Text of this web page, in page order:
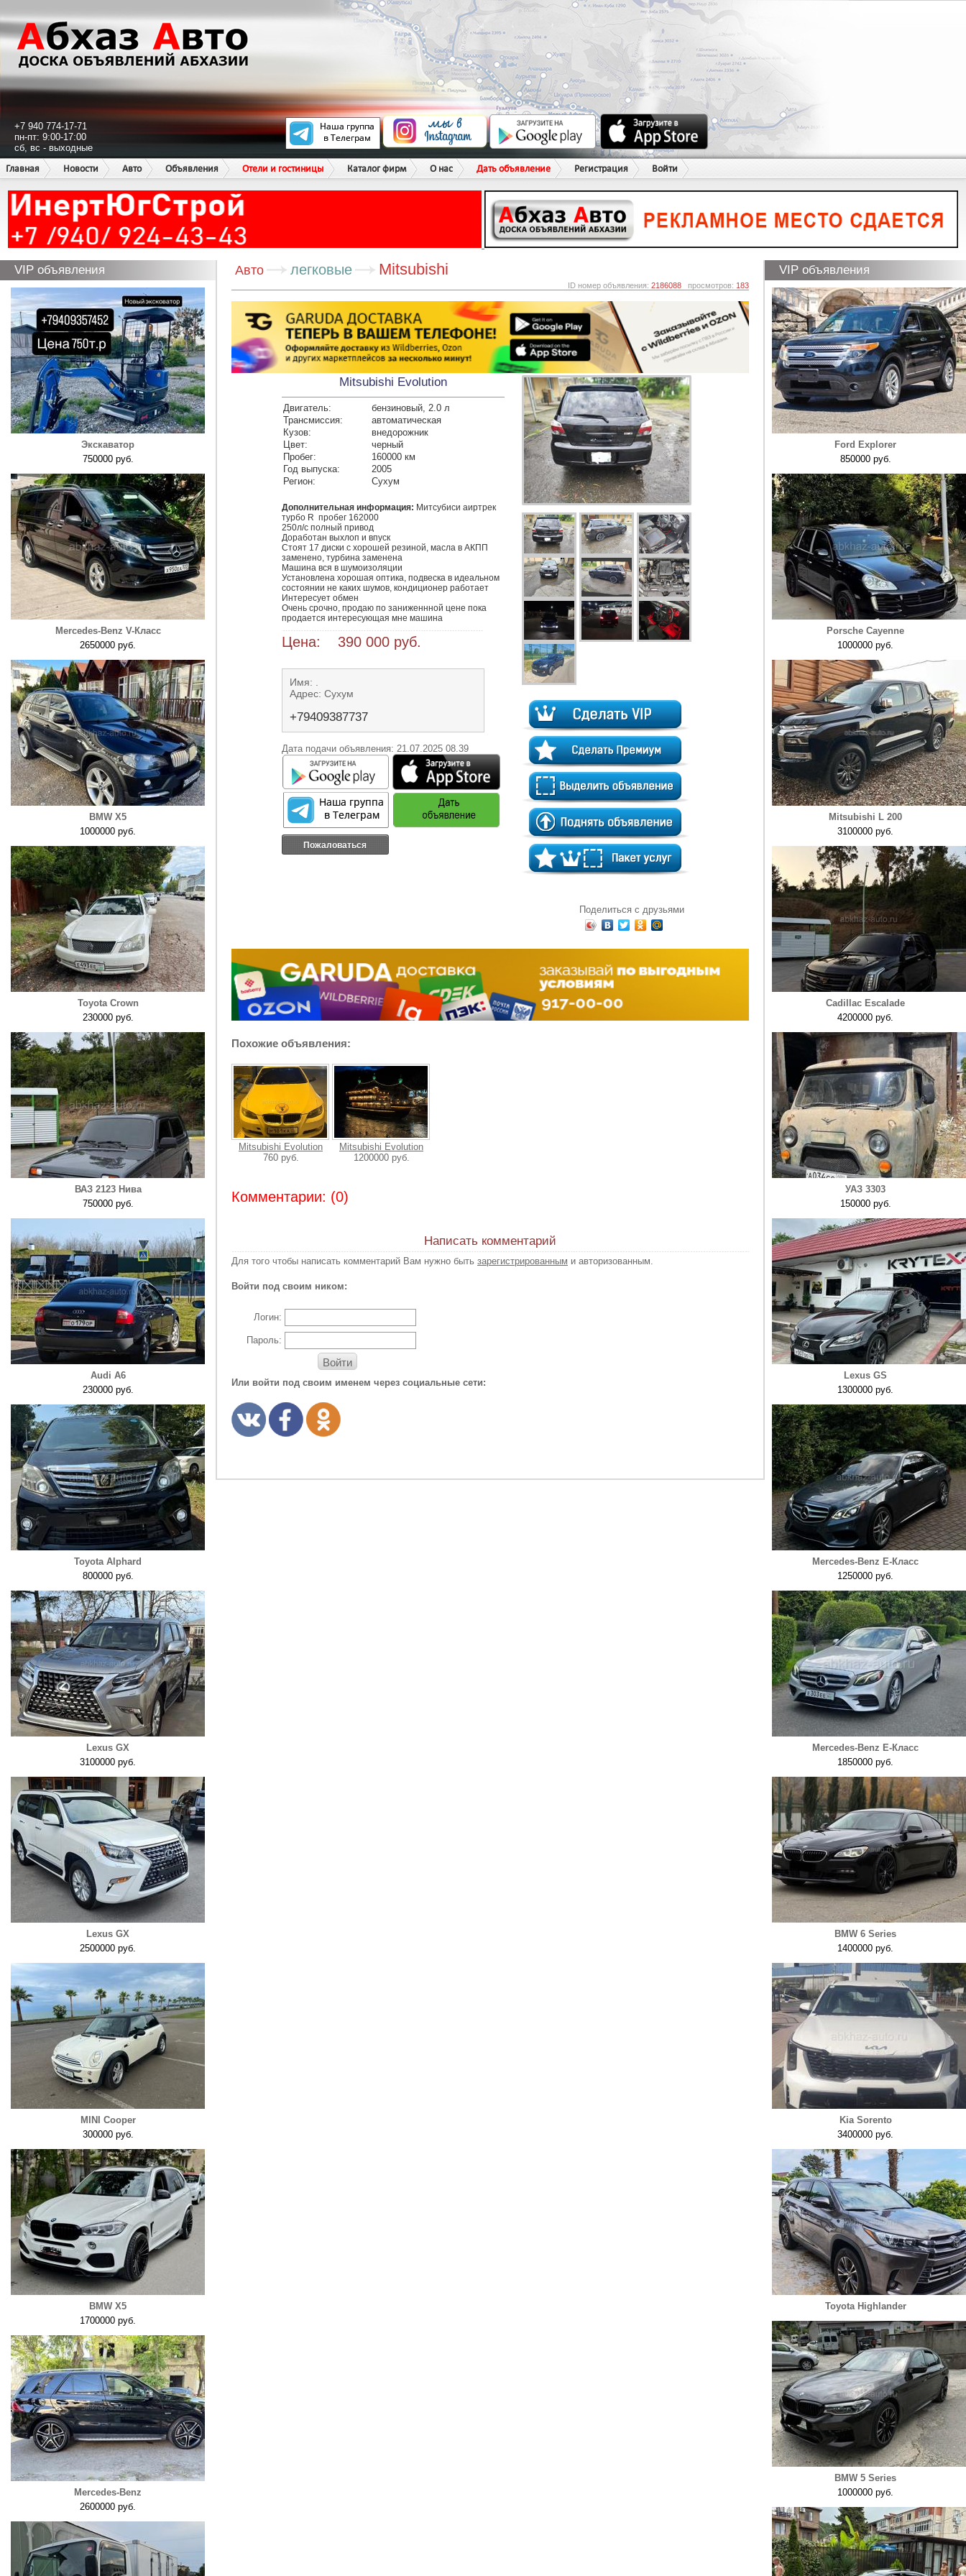
+7 940 774-17-71
пн-пт: 9:00-17:00
сб, вс - выходные
Главная
Новости Авто Объявления Отели и гостиницы Каталог фирм О нас Дать объявление Регистрация Войти
VIP объявления
Экскаватор
750000 руб.
Mercedes-Benz V-Класс
2650000 руб.
BMW X5
1000000 руб.
Toyota Crown
230000 руб.
ВАЗ 2123 Нива
750000 руб.
Audi A6
230000 руб.
Toyota Alphard
800000 руб.
Lexus GX
3100000 руб.
Lexus GX
2500000 руб.
MINI Cooper
300000 руб.
BMW X5
1700000 руб.
Mercedes-Benz
2600000 руб.
Авто легковые Mitsubishi
ID номер объявления: 2186088 просмотров: 183
Mitsubishi Evolution
Двигатель:
бензиновый, 2.0 л
Трансмиссия:
автоматическая
Кузов:
внедорожник
Цвет:
черный
Пробег:
160000 км
Год выпуска:
2005
Регион:
Сухум
Дополнительная информация: Митсубиси аиртрек
турбо R  пробег 162000
250л/с полный привод
Доработан выхлоп и впуск
Стоят 17 диски с хорошей резиной, масла в АКПП
заменено, турбина заменена
Машина вся в шумоизоляции
Установлена хорошая оптика, подвеска в идеальном
состоянии не каких шумов, кондиционер работает
Интересует обмен
Очень срочно, продаю по заниженнной цене пока
продается интересующая мне машина
Цена: 390 000 руб.
Имя: .
Адрес: Сухум
+79409387737
Дата подачи объявления: 21.07.2025 08.39
Пожаловаться
Поделиться с друзьями
Похожие объявления:
Mitsubishi Evolution
760 руб.
Mitsubishi Evolution
1200000 руб.
Комментарии: (0)
Написать комментарий
Для того чтобы написать комментарий Вам нужно быть зарегистрированным и авторизованным.
Войти под своим ником:
Логин:
Пароль:
Войти
Или войти под своим именем через социальные сети:
VIP объявления
Ford Explorer
850000 руб.
Porsche Cayenne
1000000 руб.
Mitsubishi L 200
3100000 руб.
Cadillac Escalade
4200000 руб.
УАЗ 3303
150000 руб.
Lexus GS
1300000 руб.
Mercedes-Benz E-Класс
1250000 руб.
Mercedes-Benz E-Класс
1850000 руб.
BMW 6 Series
1400000 руб.
Kia Sorento
3400000 руб.
Toyota Highlander
BMW 5 Series
1000000 руб.